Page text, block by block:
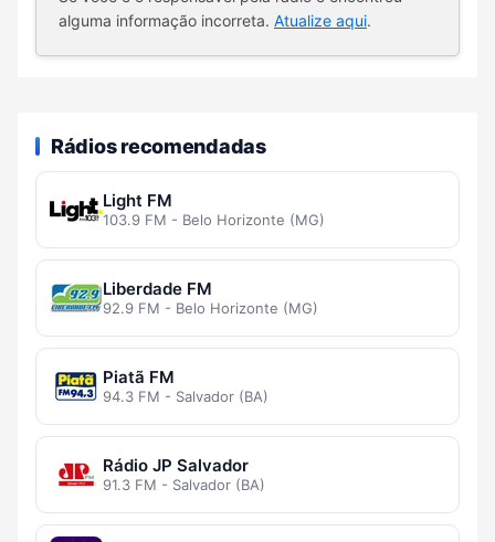
alguma informação incorreta. Atualize aqui.
Rádios recomendadas
Light FM
103.9 FM - Belo Horizonte (MG)
Liberdade FM
92.9 FM - Belo Horizonte (MG)
Piatã FM
94.3 FM - Salvador (BA)
Rádio JP Salvador
91.3 FM - Salvador (BA)